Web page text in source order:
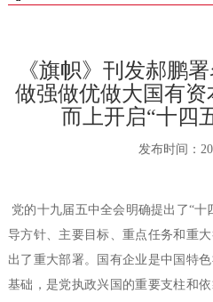
《旗帜》刊发郝鹏
做强做优做大国有
而上开启“十四
发布时间：
党的十九届五中全会明确提出了“
导方针、主要目标、重点任务和重
出了重大部署。国有企业是中国特
基础，是党执政兴国的重要支柱和